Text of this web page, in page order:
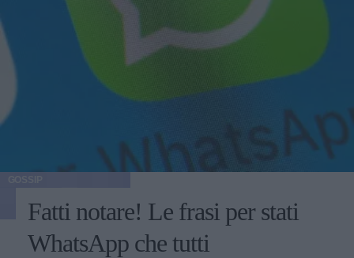
Fatti notare! Le frasi per stati
WhatsApp che tutti